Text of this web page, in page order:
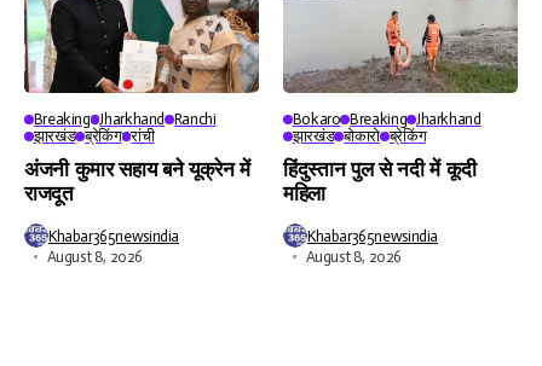
Breaking Jharkhand
Ranchi
झारखंड ब्रेकिंग रांची
अंजनी कुमार सहाय बने यूक्रेन में
राजदूत
Khabar365newsindia
August 8, 2026
Bokaro Breaking Jharkhand
झारखंड बोकारो ब्रेकिंग
हिंदुस्तान पुल से नदी में कूदी
महिला
Khabar365newsindia
August 8, 2026